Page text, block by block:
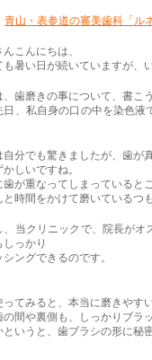
青山・表参道の審美歯科「ル
こんにちは、
も暑い日が続いていますが、
、歯磨きの事について、書こ
日、私自身の口の中を染色
自分でも驚きましたが、歯が
しいですね。
歯が重なってしまっていると
と時間をかけて磨いているつ
、当クリニックで、院長が
しっかり
シングできるのです。
ってみると、本当に磨きやす
の間や裏側も、しっかりブラ
というと、歯ブラシの形に秘